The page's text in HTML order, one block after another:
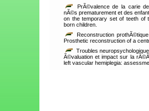
PrÃ©valence de la carie
nÃ©s prematurement et des
on the temporary set of teeth of
born children.
Reconstruction
Prosthetic reconstruction of a
Troubles
Ã©valuation et impact sur la
left vascular hemiplegia: